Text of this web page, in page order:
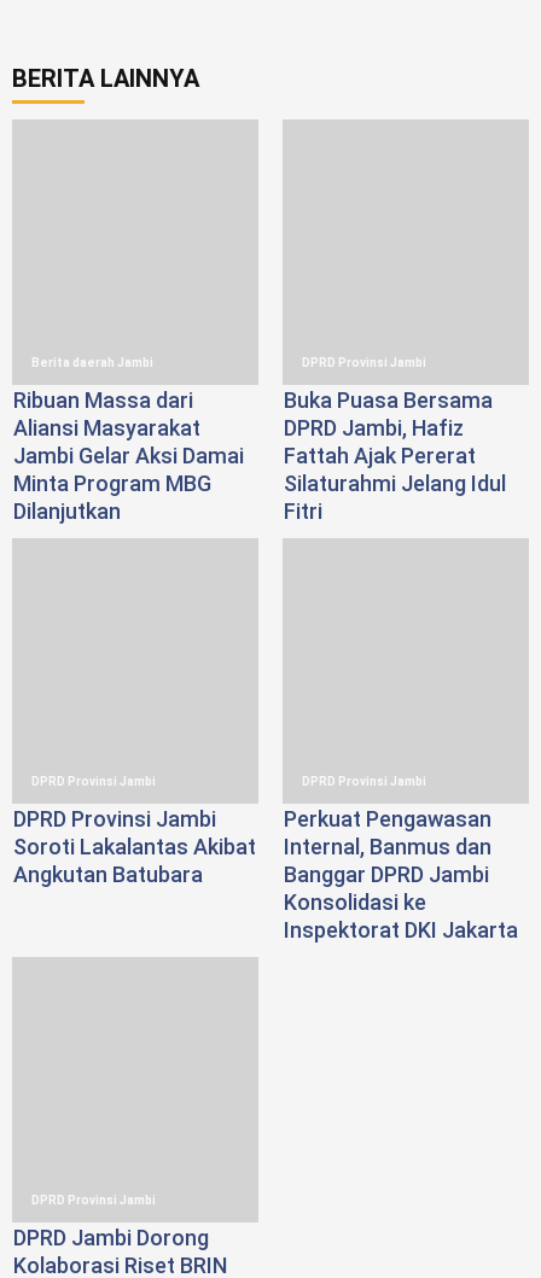
BERITA LAINNYA
Berita daerah Jambi
Ribuan Massa dari
Aliansi Masyarakat
Jambi Gelar Aksi Damai
Minta Program MBG
Dilanjutkan
DPRD Provinsi Jambi
Buka Puasa Bersama
DPRD Jambi, Hafiz
Fattah Ajak Pererat
Silaturahmi Jelang Idul
Fitri
DPRD Provinsi Jambi
DPRD Provinsi Jambi
Soroti Lakalantas Akibat
Angkutan Batubara
DPRD Provinsi Jambi
Perkuat Pengawasan
Internal, Banmus dan
Banggar DPRD Jambi
Konsolidasi ke
Inspektorat DKI Jakarta
DPRD Provinsi Jambi
DPRD Jambi Dorong
Kolaborasi Riset BRIN